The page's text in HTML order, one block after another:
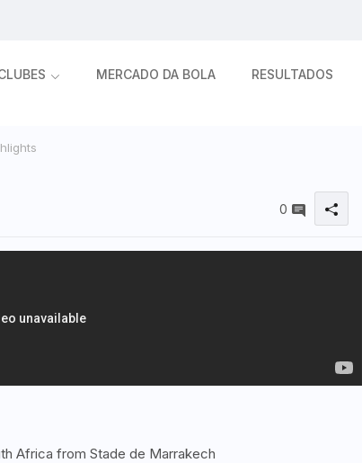
MERCADO DA BOLA RESULTADOS
0
Africa from Stade de Marrakech